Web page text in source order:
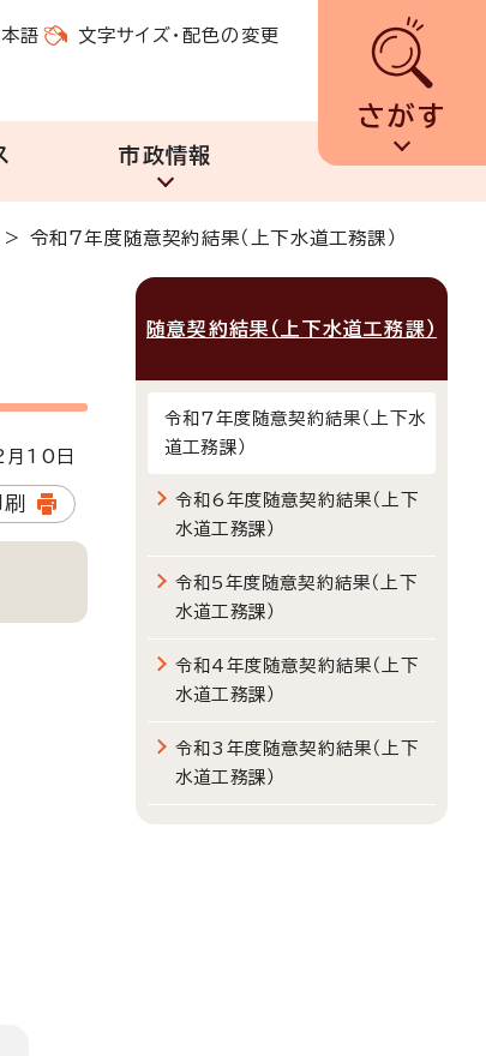
語 文字サイズ・配色の変更
さがす
市政情報
> 令和7年度随意契約結果（上下水道工務課）
10日
随意契約結果（上下水道工務課）
令和7年度随意契約結果（上下水
道工務課）
令和6年度随意契約結果（上下
水道工務課）
令和5年度随意契約結果（上下
水道工務課）
令和4年度随意契約結果（上下
水道工務課）
令和3年度随意契約結果（上下
水道工務課）